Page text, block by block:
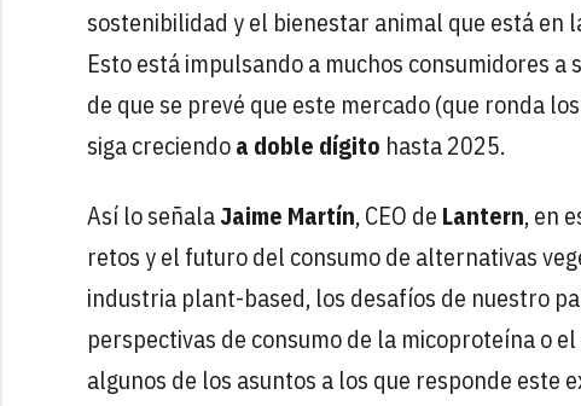
sostenibilidad y el bienestar animal que está en
Esto está impulsando a muchos consumidores
de que se prevé que este mercado (que ronda
siga creciendoa doble dígito hasta 2025.
Así lo señalaJaime Martín, CEO de Lantern, en
retos y el futuro del consumo de alternativas
industria plant-based, los desafíos de nuestro
perspectivas de consumo de la micoproteína o
algunos de los asuntos a los que responde este